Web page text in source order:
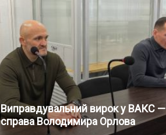
Виправдувальний вирок у ВАКС —
справа Володимира Орлова